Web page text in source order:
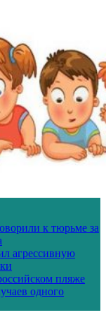
к тюрьме за
агрессивную
пляже
одного